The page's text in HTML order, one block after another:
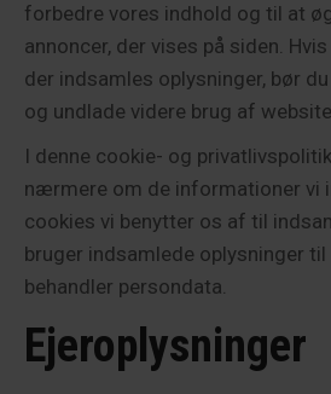
forbedre vores indhold og til at
annoncer, der vises på siden.
der indsamles oplysninger, bør
og undlade videre brug af
I denne cookie- og
nærmere om de informationer vi
cookies vi benytter os af til
bruger indsamlede oplysninger til
behandler persondata.
Ejeroplysninger